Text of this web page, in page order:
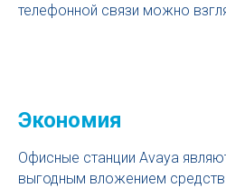
телефонной связи можно
Экономия
Офисные станции Avaya
выгодным вложением средств